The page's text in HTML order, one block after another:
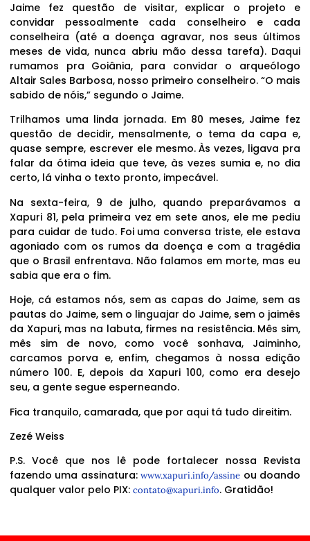
Jaime fez questão de visitar, explicar o projeto e
convidar pessoalmente cada conselheiro e cada
conselheira (até a doença agravar, nos seus últimos
meses de vida, nunca abriu mão dessa tarefa). Daqui
rumamos pra Goiânia, para convidar o arqueólogo
Altair Sales Barbosa, nosso primeiro conselheiro. “O mais
sabido de nóis,” segundo o Jaime.
Trilhamos uma linda jornada. Em 80 meses, Jaime fez
questão de decidir, mensalmente, o tema da capa e,
quase sempre, escrever ele mesmo. Às vezes, ligava pra
falar da ótima ideia que teve, às vezes sumia e, no dia
certo, lá vinha o texto pronto, impecável.
Na sexta-feira, 9 de julho, quando preparávamos a
Xapuri 81, pela primeira vez em sete anos, ele me pediu
para cuidar de tudo. Foi uma conversa triste, ele estava
agoniado com os rumos da doença e com a tragédia
que o Brasil enfrentava. Não falamos em morte, mas eu
sabia que era o fim.
Hoje, cá estamos nós, sem as capas do Jaime, sem as
pautas do Jaime, sem o linguajar do Jaime, sem o jaimês
da Xapuri, mas na labuta, firmes na resistência. Mês sim,
mês sim de novo, como você sonhava, Jaiminho,
carcamos porva e, enfim, chegamos à nossa edição
número 100. E, depois da Xapuri 100, como era desejo
seu, a gente segue esperneando.
Fica tranquilo, camarada, que por aqui tá tudo direitim.
Zezé Weiss
P.S. Você que nos lê pode fortalecer nossa Revista
fazendo uma assinatura:www.xapuri.info/assine ou doando
qualquer valor pelo PIX: contato@xapuri.info. Gratidão!